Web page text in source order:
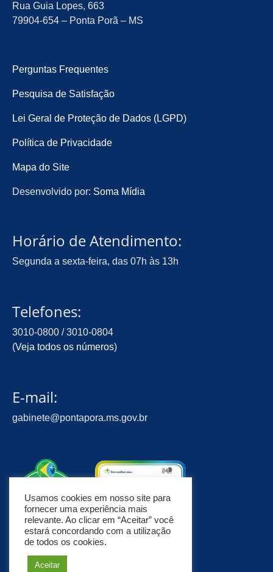
Rua Guia Lopes, 663
79904-654 – Ponta Porã – MS
Perguntas Frequentes
Pesquisa de Satisfação
Lei Geral de Proteção de Dados (LGPD)
Política de Privacidade
Mapa do Site
Desenvolvido por: Soma Mídia
Horário de Atendimento:
Segunda a sexta-feira, das 07h às 13h
Telefones:
3010-0800 / 3010-0804
(Veja todos os números)
E-mail:
gabinete@pontapora.ms.gov.br
Usamos cookies em nosso site para
fornecer uma experiência mais
relevante. Ao clicar em “Aceitar” você
estará concordando com a utilização
de todos os cookies.
Aceitar